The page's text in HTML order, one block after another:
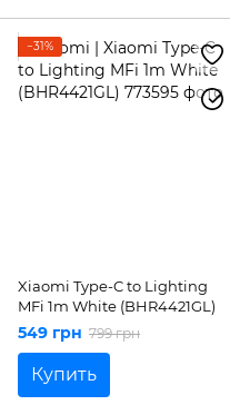
−31%
Xiaomi Type-C to Lighting
MFi 1m White (BHR4421GL)
549 грн 799 грн
Купить